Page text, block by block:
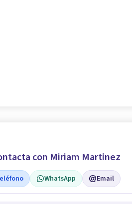
con Miriam Martinez
WhatsApp Email